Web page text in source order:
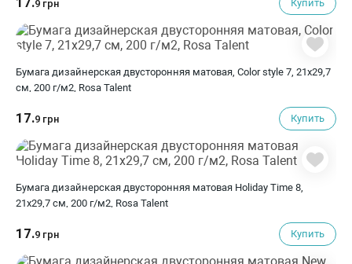
9 грн Купить
Бумага дизайнерская двусторонняя матовая, Color style 7, 21х29,7
см, 200 г/м2, Rosa Talent
17.9 грн Купить
Бумага дизайнерская двусторонняя матовая Holiday Time 8,
21х29,7 см, 200 г/м2, Rosa Talent
17.9 грн Купить